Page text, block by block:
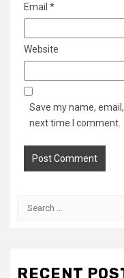
Email *
Website
Save my name,
next time I comment.
RECENT